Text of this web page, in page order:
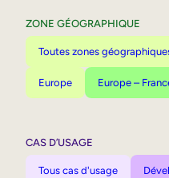
ZONE GÉOGRAPHIQUE
Toutes zones
Europe Europe –
CAS D’USAGE
Tous cas d'usage